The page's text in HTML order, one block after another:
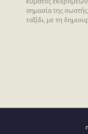
σημασία της
ταξίδι, με τη